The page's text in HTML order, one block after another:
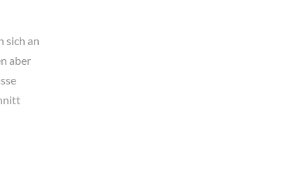
sich an
aber